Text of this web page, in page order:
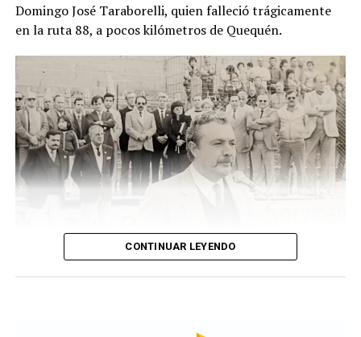
Alertado por el comportamiento de los animales, se
acercó y comprobó que contenía restos humanos. DIB
Domingo José Taraborelli, quien falleció trágicamente
en la ruta 88, a pocos kilómetros de Quequén.
CONTINUAR LEYENDO